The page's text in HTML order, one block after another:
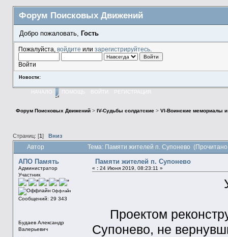
Форум Поисковых Движений
Добро пожаловать, Гость
Пожалуйста, войдите или зарегистрируйтесь.
Войти
Новости:
НАЧАЛО ПОМОЩЬ ВОЙТИ РЕГИСТРАЦИЯ
Форум Поисковых Движений> IV-Судьбы солдатские> VI-Воинские мемориалы и
Страниц: [1 ] Вниз
Автор Тема: Памяти жителей п. Супонево
АПО Память
Администратор
Участник
Оффлайн
Сообщений: 29 343
Будаев Александр
Валерьевич
Памяти жителей п. Супонево
« :24 Июня 2019, 08:23:11 »
Проектом
Супонево, не